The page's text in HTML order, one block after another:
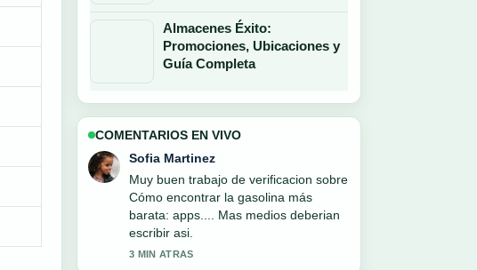
Almacenes Éxito:
Promociones, Ubicaciones y
Guía Completa
COMENTARIOS EN VIVO
Mateo Lopez
Excelente resumen sobre Reforma
laboral en México: jornada de 40.... Es
la explicacion mas clara que he visto
hoy.
5 MIN ATRAS